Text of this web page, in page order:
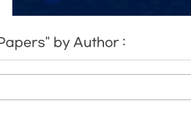
by Author :